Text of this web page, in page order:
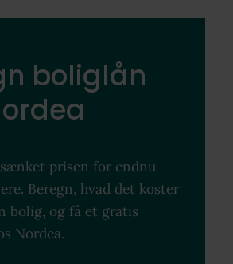
boliglån
prisen for endnu
Beregn, hvad det koster
bolig, og få et gratis
Nordea.